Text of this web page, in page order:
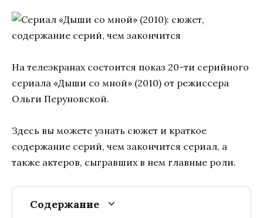
На телеэкранах состоится показ 20-ти серийного
сериала «Дыши со мной» (2010) от режиссера
Ольги Перуновской.
Здесь вы можете узнать сюжет и краткое
содержание серий, чем закончится сериал, а
также актеров, сыгравших в нем главные роли.
Содержание